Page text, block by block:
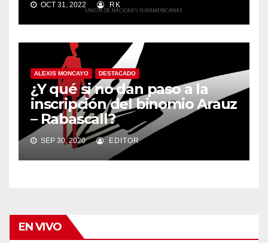
OCT 31, 2022 RK
ALEXIS MONCAYO DESTACADO
¿Y qué si no dan paso a la
inscripción del binomio Arauz
– Rabascall?
SEP 30, 2020 EDITOR
EN VIVO